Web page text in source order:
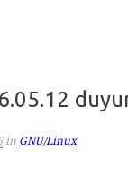
in GNU/Linux